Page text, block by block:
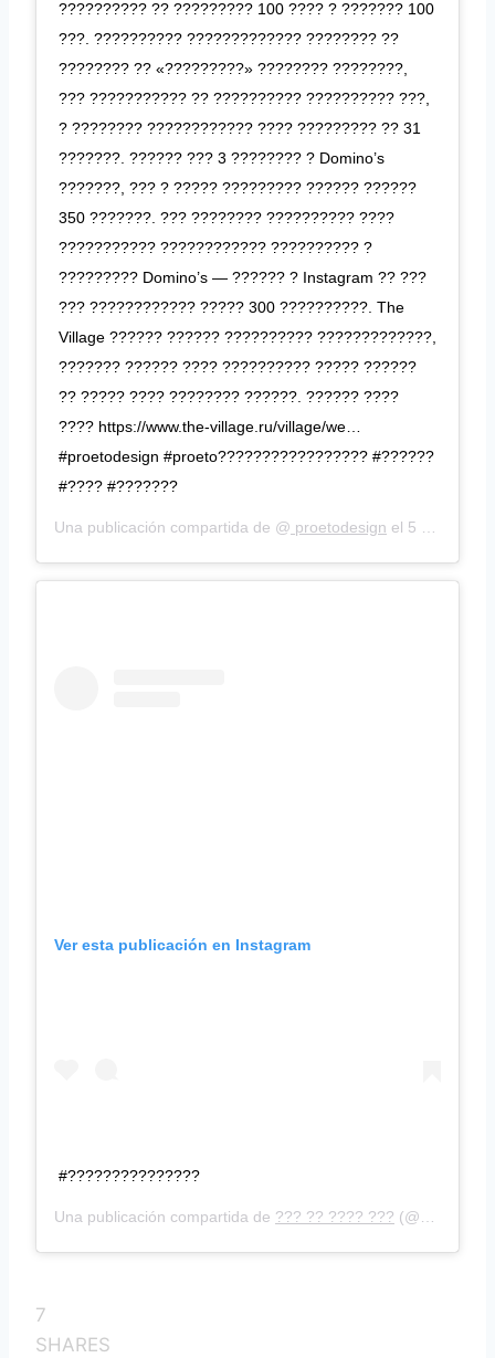
?????????? ?? ????????? 100 ???? ? ??????? 100
???. ?????????? ????????????? ???????? ??
???????? ?? «?????????» ???????? ????????,
??? ??????????? ?? ?????????? ?????????? ???,
? ???????? ???????????? ???? ????????? ?? 31
???????. ?????? ??? 3 ???????? ? Domino’s
???????, ??? ? ????? ????????? ?????? ??????
350 ???????. ??? ???????? ?????????? ????
??????????? ???????????? ?????????? ?
????????? Domino’s — ?????? ? Instagram ?? ???
??? ???????????? ????? 300 ??????????. The
Village ?????? ?????? ?????????? ?????????????,
??????? ?????? ???? ?????????? ????? ??????
?? ????? ???? ???????? ??????. ?????? ????
???? https://www.the-village.ru/village/we…
#proetodesign #proeto????????????????? #??????
#???? #???????
Una publicación compartida de @ proetodesign el 5 Sep, 2018 a las 10:31 PDT
Ver esta publicación en Instagram
#???????????????
Una publicación compartida de ??? ?? ???? ??? (@gordei_cybbotin94) el
7
SHARES